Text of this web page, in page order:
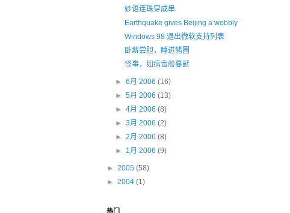
妙语连珠穿成串
Earthquake gives Beijing a wobbly
Windows 98 退出微软支持列表
卧薪尝胆，睡进猪圈
怪事，如病毒般蔓延
►6月 2006(16)
►5月 2006(13)
►4月 2006(8)
►3月 2006(2)
►2月 2006(8)
► 1月 2006(9)
► 2005 (58)
► 2004 (1)
热门